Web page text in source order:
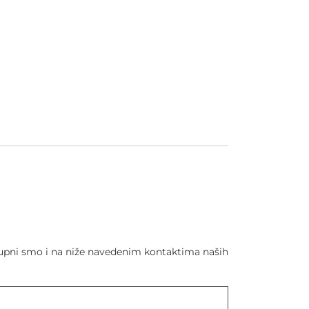
smo i na niže navedenim kontaktima naših